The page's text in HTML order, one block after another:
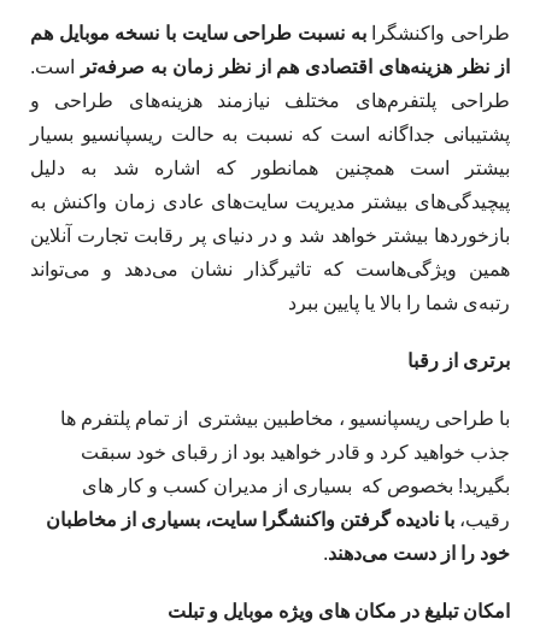
طراحی واکنشگرابه نسبت طراحی سایت با نسخه موبایل هم
از نظر هزینه‌های اقتصادی هم از نظر زمان به صرفه‌تر
است.
طراحی پلتفرم‌های مختلف نیازمند هزینه‌های طراحی و
پشتیبانی جداگانه‌ است که نسبت به حالت ریسپانسیو بسیار
بیشتر است همچنین همانطور که اشاره شد به دلیل
پیچیدگی‌های بیشتر مدیریت سایت‌های عادی زمان واکنش به
بازخوردها بیشتر خواهد شد و در دنیای پر رقابت تجارت آنلاین
همین ویژگی‌هاست که تاثیرگذار نشان می‌دهد و می‌تواند
رتبه‌ی شما را بالا یا پایین ببرد
برتری از رقبا
با طراحی ریسپانسیو ، مخاطبین بیشتری از تمام پلتفرم ها
جذب خواهید کرد و قادر خواهید بود از رقبای خود سبقت
بگیرید! بخصوص که بسیاری از مدیران کسب و کار های
رقیب، با نادیده گرفتن واکنشگرا سایت، بسیاری از مخاطبان
خود را از دست می‌دهند.
امکان تبلیغ در مکان های ویژه موبایل و تبلت